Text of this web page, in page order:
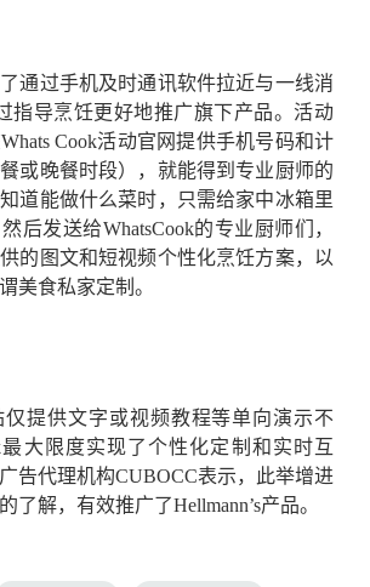
通过手机及时通讯软件拉近与一线消
指导烹饪更好地推广旗下产品。活动
Cook活动官网提供手机号码和计
或晚餐时段），就能得到专业厨师的
道能做什么菜时，只需给家中冰箱里
后发送给WhatsCook的专业厨师们，
的图文和短视频个性化烹饪方案，以
美食私家定制。
仅提供文字或视频教程等单向演示不
最大限度实现了个性化定制和实时互
告代理机构CUBOCC表示，此举增进
了解，有效推广了Hellmann’s产品。